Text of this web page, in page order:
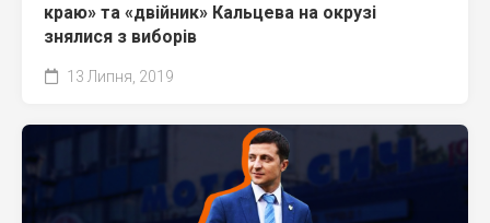
краю» та «двійник» Кальцева на окрузі
знялися з виборів
13 Липня, 2019